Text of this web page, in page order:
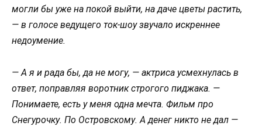
могли бы уже на покой выйти, на даче цветы растить,
— в голосе ведущего ток-шоу звучало искреннее
недоумение.
— А я и рада бы, да не могу, — актриса усмехнулась в
ответ, поправляя воротник строгого пиджака. —
Понимаете, есть у меня одна мечта. Фильм про
Снегурочку. По Островскому. А денег никто не дал —